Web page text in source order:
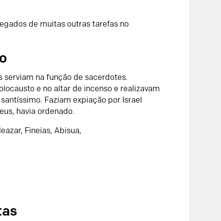
de muitas outras tarefas no
serviam na função de sacerdotes.
e no altar de incenso e realizavam
Faziam expiação por Israel
havia ordenado.
Fineias, Abisua,